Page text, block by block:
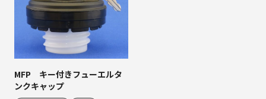
MFP キー付きフューエルタ
ンクキャップ